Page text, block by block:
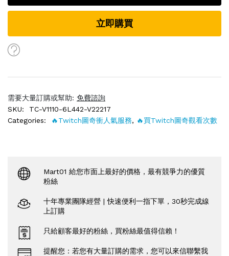
立即購買
需要大量訂購或幫助: 免費諮詢
SKU:
TC-V1110-6L442-V22217
Categories:
🔥Twitch圖奇衝人氣服務, 🔥買Twitch圖奇觀看次數
Mart01 給您市面上最好的價格，最有競爭力的優質
粉絲
十年專業團隊經營 | 快速便利一指下單，30秒完成線
上訂購
只給顧客最好的粉絲，買粉絲最值得信賴！
提醒您：若您有大量訂購的需求，您可以來信聯繫我